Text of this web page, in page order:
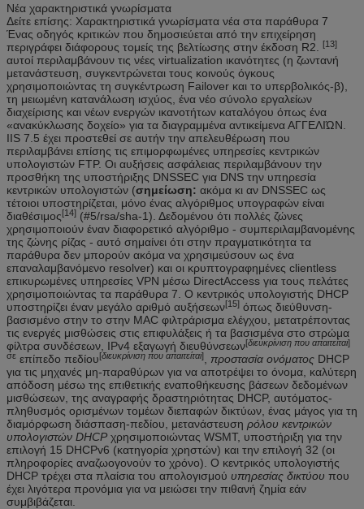
Νέα χαρακτηριστικά γνωρίσματα
Δείτε επίσης: Χαρακτηριστικά γνωρίσματα νέα στα παράθυρα 7
Ένας οδηγός κριτικών που δημοσιεύεται από την επιχείρηση
περιγράφει διάφορους τομείς της βελτίωσης στην έκδοση R2.
[13]
αυτοί περιλαμβάνουν τις νέες virtualization ικανότητες (η ζωντανή
μετανάστευση, συγκεντρώνεται τους κοινούς όγκους
χρησιμοποιώντας τη συγκέντρωση Failover και το υπερβολικός-β),
τη μειωμένη κατανάλωση ισχύος, ένα νέο σύνολο εργαλείων
διαχείρισης και νέων ενεργών ικανοτήτων καταλόγου όπως ένα
«ανακύκλωσης δοχείο» για τα διαγραμμένα αντικείμενα ΑΓΓΕΛΙΏΝ.
IIS 7.5 έχει προστεθεί σε αυτήν την απελευθέρωση που
περιλαμβάνει επίσης τις επιμορφωμένες υπηρεσίες κεντρικών
υπολογιστών FTP. Οι αυξήσεις ασφάλειας περιλαμβάνουν την
προσθήκη της υποστήριξης DNSSEC για DNS την υπηρεσία
κεντρικών υπολογιστών (σημείωση: ακόμα κι αν DNSSEC ως
τέτοιοι υποστηρίζεται, μόνο ένας αλγόριθμος υπογραφών είναι
διαθέσιμος[14] (#5/rsa/sha-1). Δεδομένου ότι πολλές ζώνες
χρησιμοποιούν έναν διαφορετικό αλγόριθμο - συμπεριλαμβανομένης
της ζώνης ρίζας - αυτό σημαίνει ότι στην πραγματικότητα τα
παράθυρα δεν μπορούν ακόμα να χρησιμεύσουν ως ένα
επαναλαμβανόμενο resolver) και οι κρυπτογραφημένες clientless
επικυρωμένες υπηρεσίες VPN μέσω DirectAccess για τους πελάτες
χρησιμοποιώντας τα παράθυρα 7. Ο κεντρικός υπολογιστής DHCP
υποστηρίζει έναν μεγάλο αριθμό αυξήσεων[15] όπως διεύθυνση-
βασισμένο στην το στην MAC φιλτράρισμα ελέγχου, μετατρέποντας
τις ενεργές μισθώσεις στις επιφυλάξεις ή τα βασισμένα στο στρώμα
φίλτρα συνδέσεων, IPv4 εξαγωγή διευθύνσεων[διευκρίνιση που απαιτείται]
σε επίπεδο πεδίου[διευκρίνιση που απαιτείται] προστασία ονόματος DHCP
για τις μηχανές μη-παραθύρων για να αποτρέψει το όνομα, καλύτερη
απόδοση μέσω της επιθετικής εναποθήκευσης βάσεων δεδομένων
μισθώσεων, της αναγραφής δραστηριότητας DHCP, αυτόματος-
πληθυσμός ορισμένων τομέων διεπαφών δικτύων, ένας μάγος για τη
διαμόρφωση διάσπαση-πεδίου, μετανάστευση ρόλου κεντρικών
υπολογιστών DHCP χρησιμοποιώντας WSMT, υποστήριξη για την
επιλογή 15 DHCPv6 (κατηγορία χρηστών) και την επιλογή 32 (οι
πληροφορίες αναζωογονούν το χρόνο). Ο κεντρικός υπολογιστής
DHCP τρέχει στα πλαίσια του απολογισμού υπηρεσίας δικτύου που
έχει λιγότερα προνόμια για να μειώσει την πιθανή ζημία εάν
συμβιβάζεται.